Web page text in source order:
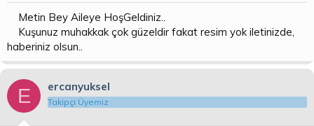
Metin Bey Aileye HoşGeldiniz..
Kuşunuz muhakkak çok güzeldir fakat resim yok iletinizde,
haberiniz olsun..
E ercanyuksel
Takipçi Üyemiz